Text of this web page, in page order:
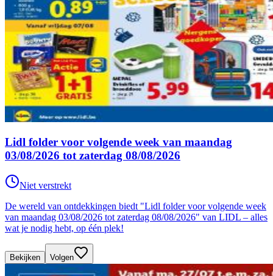
Lidl folder voor volgende week van maandag
03/08/2026 tot zaterdag 08/08/2026
Niet verstrekt
De wereld van ontdekkingen biedt "Lidl folder voor volgende week
van maandag 03/08/2026 tot zaterdag 08/08/2026" van LIDL – alles
wat je nodig hebt, op één plek!
Bekijken Volgen